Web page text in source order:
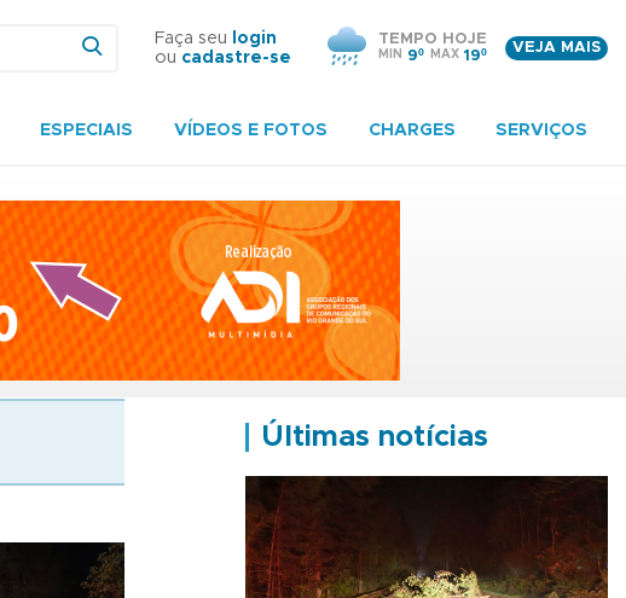
Faça seu
login
ou cadastre-se
TEMPO HOJE
MIN 9º MAX 19º
VEJA MAIS
ESPECIAIS VÍDEOS E FOTOS CHARGES SERVIÇOS
Últimas notícias